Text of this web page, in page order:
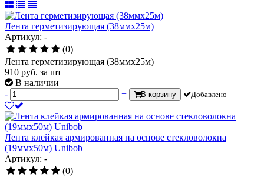
Лента герметизирующая (38ммх25м)
Артикул: -
(0)
Лента герметизирующая (38ммх25м)
910 руб. за шт
В наличии
-
+ В корзину Добавлено
Лента клейкая армированная на основе стекловолокна
(19ммх50м) Unibob
Артикул: -
(0)